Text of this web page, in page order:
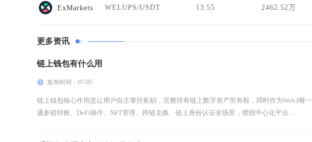
ExMarkets WELUPS/USDT 13.55 2462.52万
更多资讯
链上钱包有什么用
发布时间：07-05
链上钱包核心作用是让用户自主掌控私钥，完整持有链上数字资产所有权，同时作为Web3唯
通多链转账、DeFi操作、NFT管理、跨链兑换、链上身份认证全场景，摆脱中心化平台...